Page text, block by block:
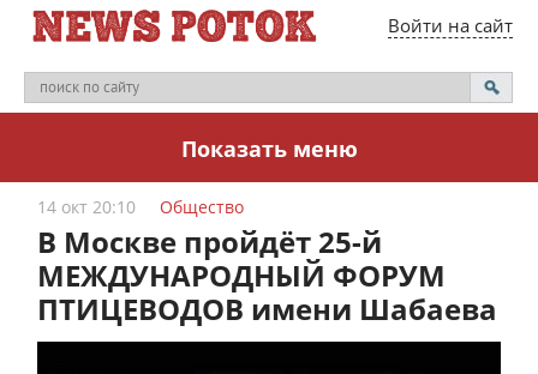
Войти на сайт
Показать меню
14 окт 20:10 Общество
В Москве пройдёт 25-й
МЕЖДУНАРОДНЫЙ ФОРУМ
ПТИЦЕВОДОВ имени Шабаева